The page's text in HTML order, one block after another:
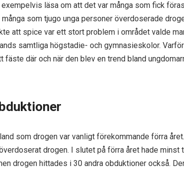
exempelvis läsa om att det var många som fick
som tjugo unga personer överdoserade
att spice var ett stort problem i området valde
samtliga högstadie- och gymnasieskolor.
fäste där och när den blev en trend bland
som drogen var vanligt förekommande förra
drogen. I slutet på förra året hade
drogen hittades i 30 andra obduktioner också.